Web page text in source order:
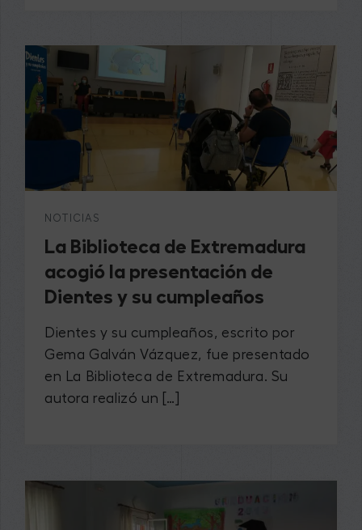
NOTICIAS
La Biblioteca de Extremadura
acogió la presentación de
Dientes y su cumpleaños
Dientes y su cumpleaños, escrito por
Gema Galván Vázquez, fue presentado
en La Biblioteca de Extremadura. Su
autora realizó un […]